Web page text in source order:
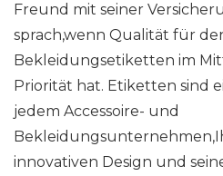
Freund mit seiner
sprach,wenn Qualität für
Bekleidungsetiketten im
Priorität hat. Etiketten sind
jedem Accessoire- und
innovativen Design und